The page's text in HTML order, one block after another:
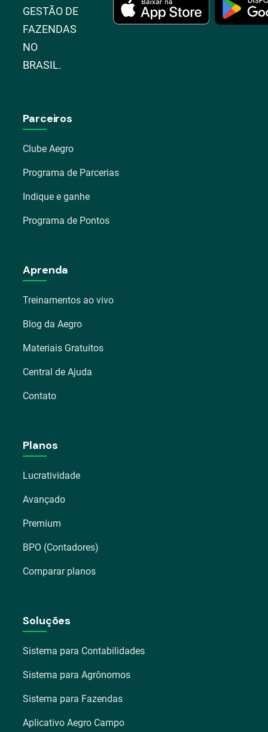
GESTÃO DE
FAZENDAS
NO
BRASIL.
Parceiros
Clube Aegro
Programa de Parcerias
Indique e ganhe
Programa de Pontos
Aprenda
Treinamentos ao vivo
Blog da Aegro
Materiais Gratuitos
Central de Ajuda
Contato
Planos
Lucratividade
Avançado
Premium
BPO (Contadores)
Comparar planos
Soluções
Sistema para Contabilidades
Sistema para Agrônomos
Sistema para Fazendas
Aplicativo Aegro Campo